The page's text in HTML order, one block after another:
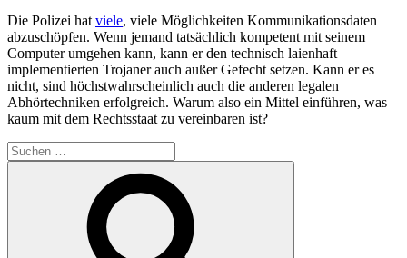
Die Polizei hat viele, viele Möglichkeiten Kommunikationsdaten
abzuschöpfen. Wenn jemand tatsächlich kompetent mit seinem
Computer umgehen kann, kann er den technisch laienhaft
implementierten Trojaner auch außer Gefecht setzen. Kann er es
nicht, sind höchstwahrscheinlich auch die anderen legalen
Abhörtechniken erfolgreich. Warum also ein Mittel einführen, was
kaum mit dem Rechtsstaat zu vereinbaren ist?
Suchen
nach: